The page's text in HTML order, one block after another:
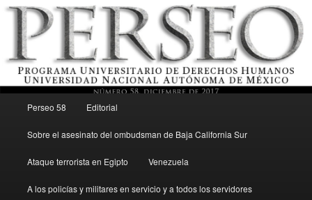
Perseo – PUDH UNAM
Ir al contenido secundario
Perseo 58 Editorial
Sobre el asesinato del ombudsman de Baja California Sur
Ataque terrorista en Egipto Venezuela
A los policías y militares en servicio y a todos los servidores